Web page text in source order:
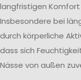
langfristigen
Insbesondere bei
durch körperliche
dass sich
Nässe von außen